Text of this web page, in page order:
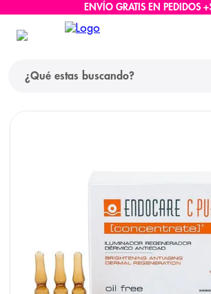
ENVÍO GRATIS EN PEDIDOS
5. nivea
6. shampoo